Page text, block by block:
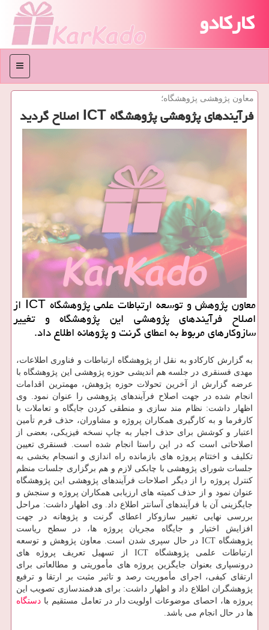
کارکادو
منو
معاون پژوهشی پژوهشگاه؛
فرآیندهای پژوهشی پژوهشگاه ICT اصلاح گردید
معاون پژوهش و توسعه ارتباطات علمی پژوهشگاه ICT از
اصلاح فرآیندهای پژوهشی این پژوهشگاه و تغییر
سازوكارهای مربوط به اعطای گرنت و پژوهانه اطلاع داد.
به گزارش کارکادو به نقل از پژوهشگاه ارتباطات و فناوری اطلاعات،
مهدی فسنقری در جلسه هم اندیشی حوزه پژوهشی این پژوهشگاه با
عرضه گزارش از آخرین تحولات حوزه پژوهش، مهمترین اقدامات
انجام شده در جهت اصلاح فرآیندهای پژوهشی را عنوان نمود. وی
اظهار داشت: نظام مند سازی و منطقی کردن جایگاه و تعاملات با
کارفرما و به کارگیری همکاران پروژه و مشاوران، حذف فرم تأمین
اعتبار و کوشش برای حذف اجبار به چاپ نسخه فیزیکی، بعضی از
اصلاحاتی است که در این راستا انجام شده است. فسنقری تعیین
تکلیف و اختتام پروژه های بازمانده راه اندازی و انسجام بخشی به
جلسات شورای پژوهشی با چابکی لازم و هم برگزاری جلسات منظم
کنترل پروژه را از دیگر اصلاحات فرآیندهای پژوهشی این پژوهشگاه
عنوان نمود و از حذف کمیته های ارزیابی همکاران پروژه و سنجش و
جایگزینی آن با فرآیندهای آسانتر اطلاع داد. وی اظهار داشت: مراحل
بررسی نهایی تغییر سازوکار اعطای گرنت و پژوهانه در جهت
افزایش اختیار و جایگاه مجریان پروژه ها، در سطح ریاست
پژوهشگاه ICT در حال سپری شدن است. معاون پژوهش و توسعه
ارتباطات علمی پژوهشگاه ICT از تسهیل تعریف پروژه های
درونسپاری بعنوان جایگزین پروژه های مأموریتی و مطالعاتی برای
ارتقای کیفی، اجرای مأموریت رصد و تاثیر مثبت بر ارتقا و ترفیع
پژوهشگران اطلاع داد و اظهار داشت: برای هدفمندسازی تصویب این
پروژه ها، احصای موضوعات اولویت دار در تعامل مستقیم با دستگاه
ها در حال انجام می باشد.